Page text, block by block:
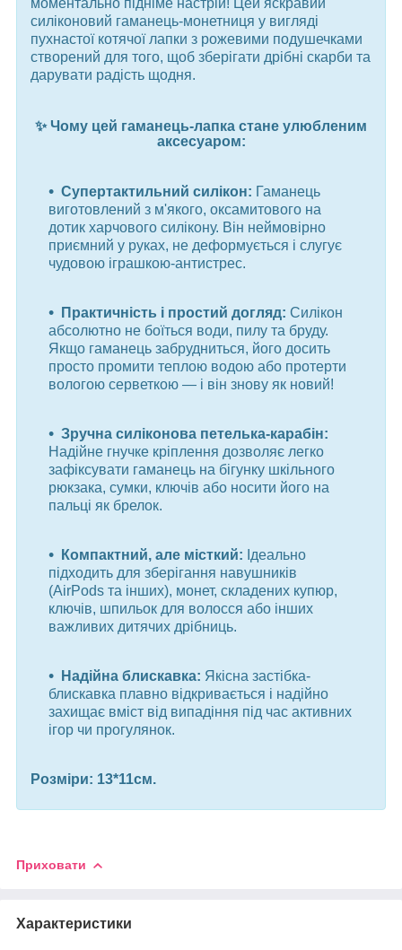
моментально підніме настрій! Цей яскравий
силіконовий гаманець-монетниця у вигляді
пухнастої котячої лапки з рожевими подушечками
створений для того, щоб зберігати дрібні скарби та
дарувати радість щодня.
✨ Чому цей гаманець-лапка стане улюбленим
аксесуаром:
Супертактильний силікон: Гаманець
виготовлений з м'якого, оксамитового на
дотик харчового силікону. Він неймовірно
приємний у руках, не деформується і слугує
чудовою іграшкою-антистрес.
Практичність і простий догляд: Силікон
абсолютно не боїться води, пилу та бруду.
Якщо гаманець забрудниться, його досить
просто промити теплою водою або протерти
вологою серветкою — і він знову як новий!
Зручна силіконова петелька-карабін:
Надійне гнучке кріплення дозволяє легко
зафіксувати гаманець на бігунку шкільного
рюкзака, сумки, ключів або носити його на
пальці як брелок.
Компактний, але місткий: Ідеально
підходить для зберігання навушників
(AirPods та інших), монет, складених купюр,
ключів, шпильок для волосся або інших
важливих дитячих дрібниць.
Надійна блискавка: Якісна застібка-
блискавка плавно відкривається і надійно
захищає вміст від випадіння під час активних
ігор чи прогулянок.
Розміри: 13*11см.
Приховати
Характеристики